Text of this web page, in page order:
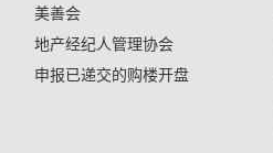
美善会
地产经纪人管理协会
申报已递交的购楼开盘